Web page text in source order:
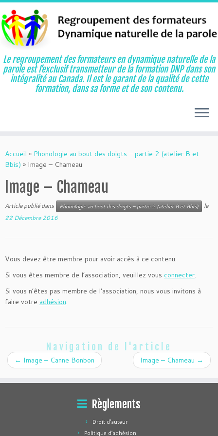
au
contenu
Le regroupement des formateurs en dynamique naturelle de la
parole est l’exclusif transmetteur de la formation DNP dans son
intégralité au Canada. Il est le garant de la qualité de cette
formation, dans sa forme et de son contenu.
Accueil » Phonologie au bout des doigts – partie 2 (atelier B et
Bbis) » Image – Chameau
Image – Chameau
Article publié dans Phonologie au bout des doigts – partie 2 (atelier B et Bbis)
le
22 Décembre 2016
Vous devez être membre pour avoir accès à ce contenu.
Si vous êtes membre de l’association, veuillez vous connecter.
Si vous n’êtes pas membre de l’association, nous vous invitons à
faire votre adhésion.
Navigation de l'article
← Image – Canne Bonbon Image – Chameau →
Règlements
Droit d’auteur
Politique d’adhésion